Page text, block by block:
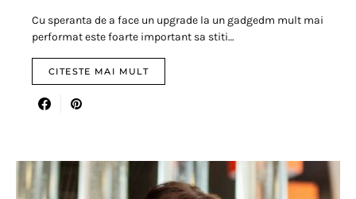
Cu speranta de a face un upgrade la un gadgedm mult mai
performat este foarte important sa stiti…
CITESTE MAI MULT